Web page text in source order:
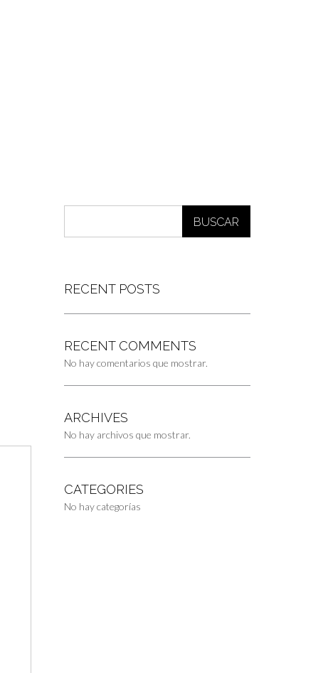
BUSCAR
RECENT POSTS
RECENT COMMENTS
No hay comentarios que mostrar.
ARCHIVES
No hay archivos que mostrar.
CATEGORIES
No hay categorías